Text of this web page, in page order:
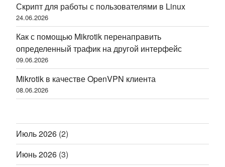
Скрипт для работы с пользователями в Linux
24.06.2026
Как с помощью Mikrotik перенаправить
определенный трафик на другой интерфейс
09.06.2026
Mikrotik в качестве OpenVPN клиента
08.06.2026
Июль 2026 (2)
Июнь 2026 (3)